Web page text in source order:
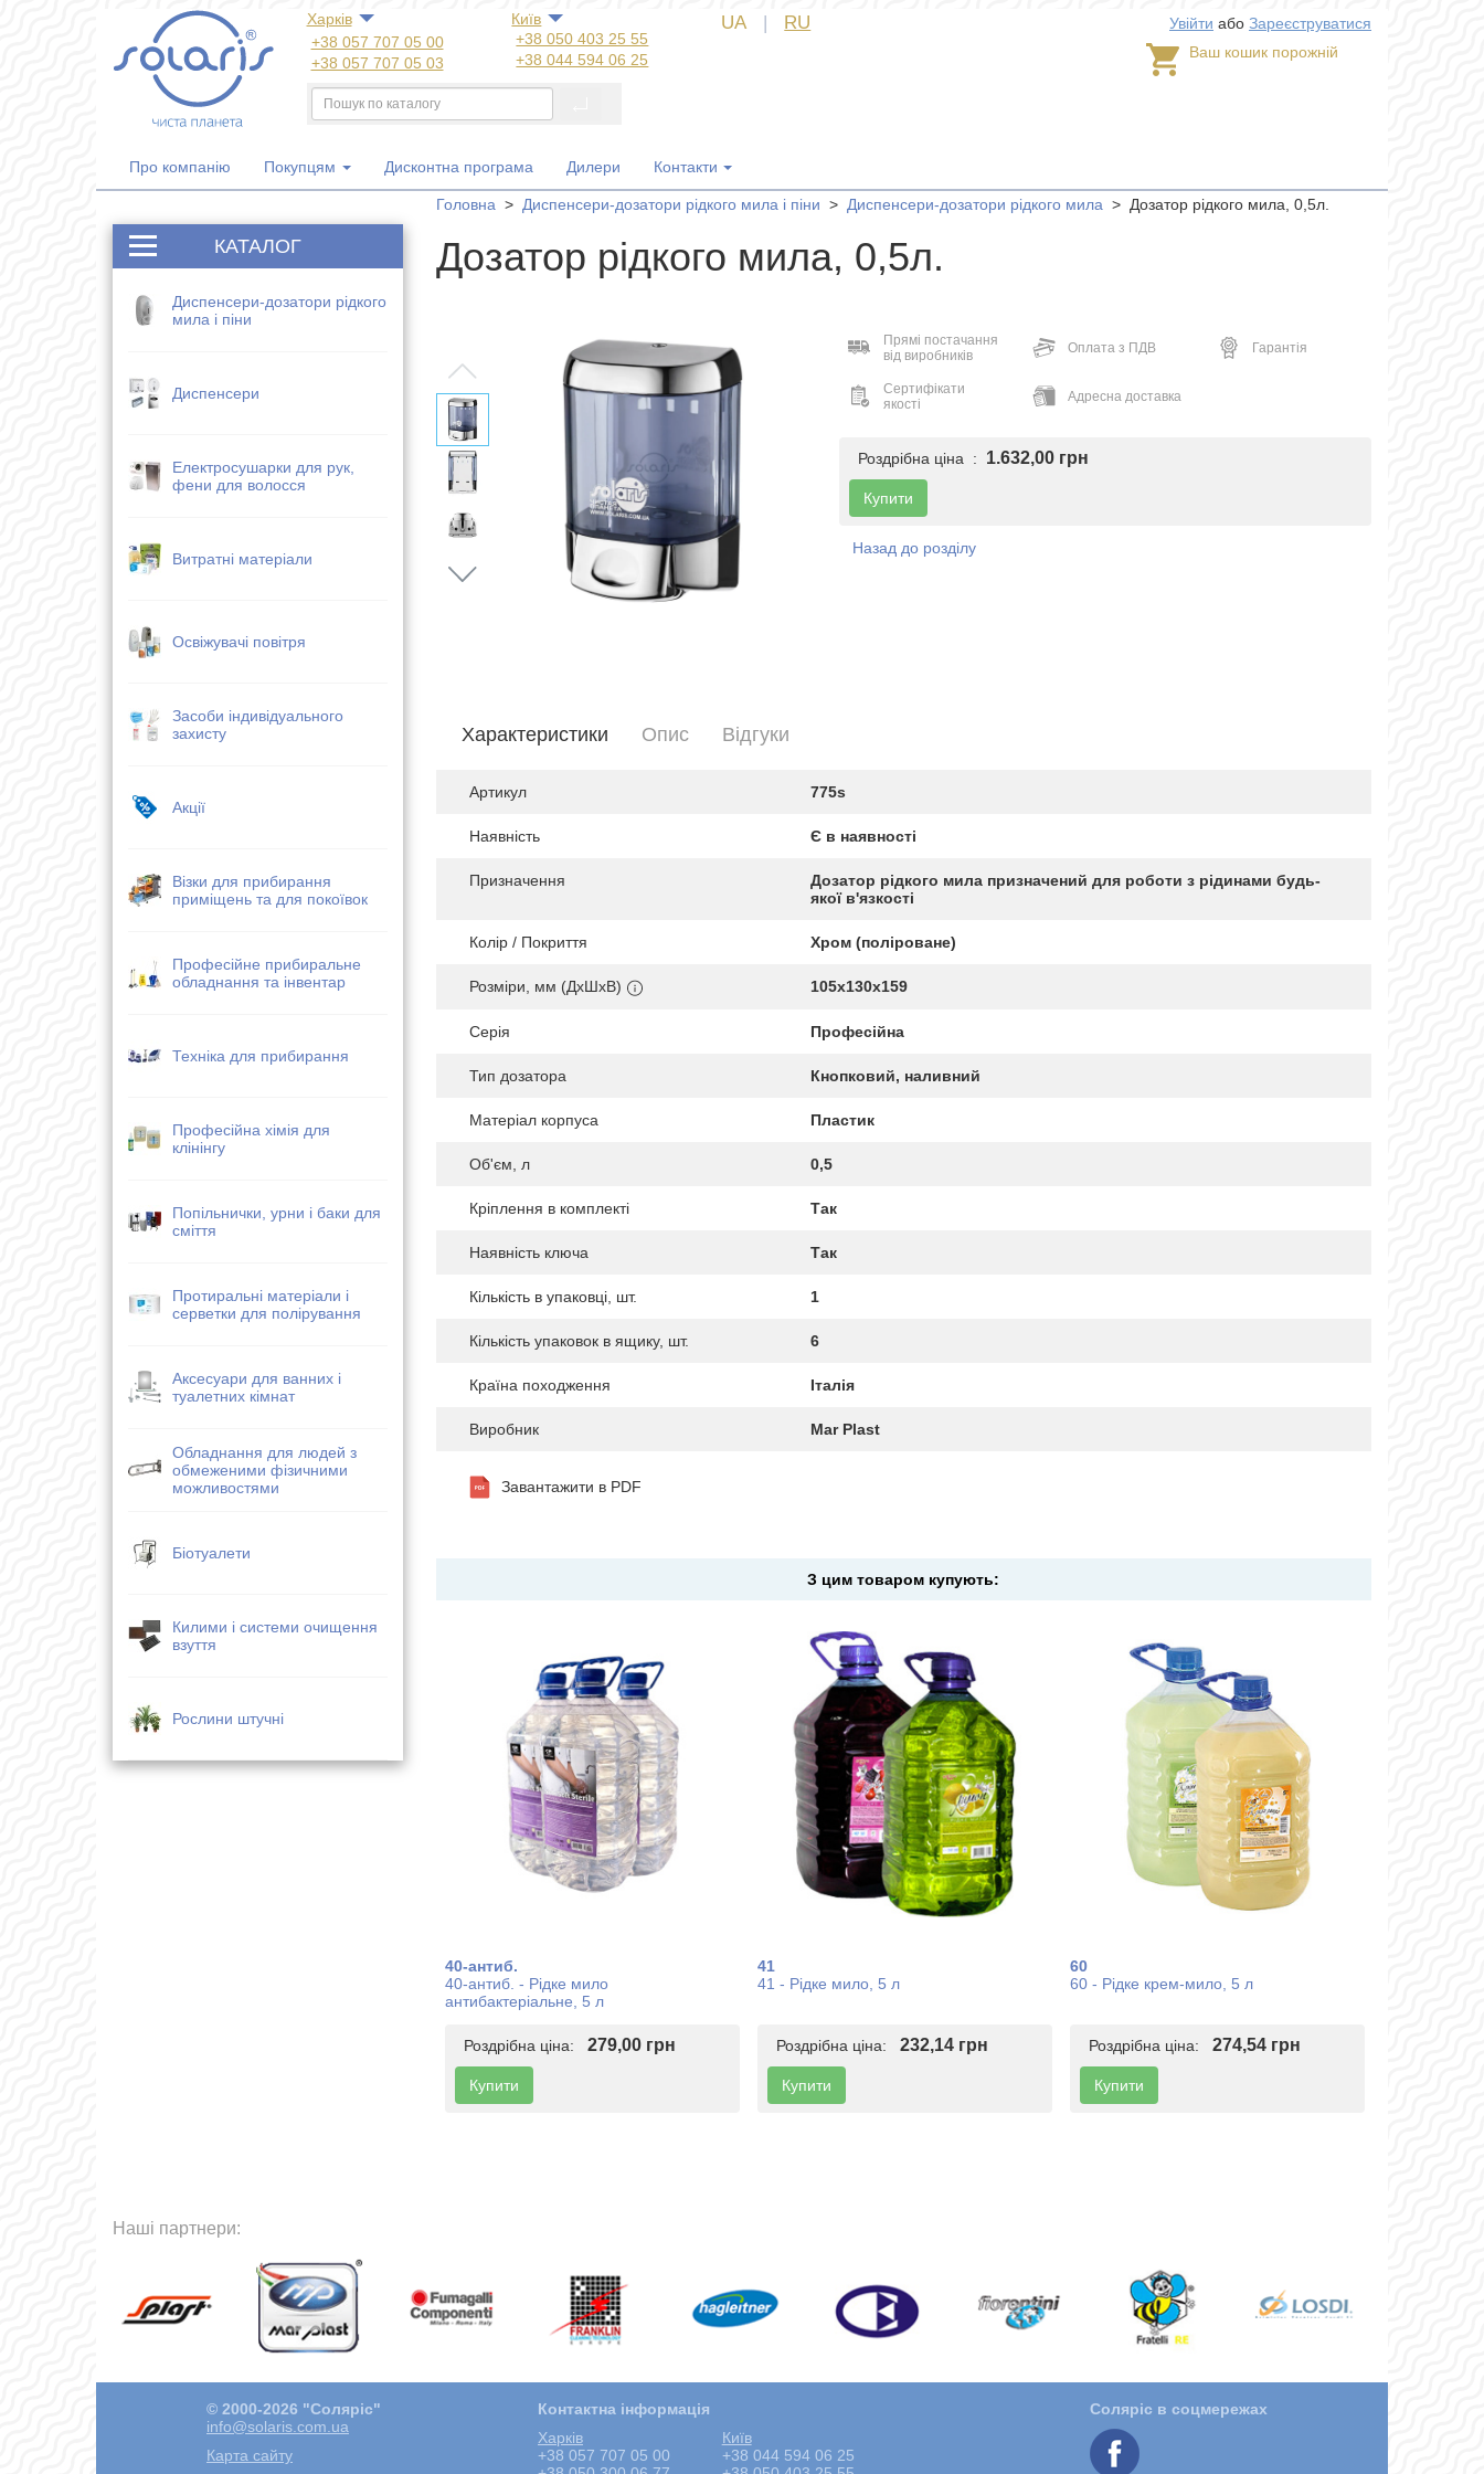
Увійти або Зареєструватися
Харкiв
+38 057 707 05 00
+38 057 707 05 03
+38 050 300 06 77
+38 067 533 81 21
+38 063 707 05 00
Київ
+38 050 403 25 55
+38 044 594 06 25
+38 067 554 50 60
UA | RU
Ваш кошик порожній
Про компанію Покупцям Дисконтна програма Дилери Контакти
Головна > Диспенсери-дозатори рідкого мила і піни > Диспенсери-дозатори рідкого мила > Дозатор рідкого мила, 0,5л.
КАТАЛОГ
Диспенсери-дозатори рідкого
мила і піни
Диспенсери
Електросушарки для рук,
фени для волосся
Витратні матеріали
Освіжувачі повітря
Засоби індивідуального
захисту
Акції
Візки для прибирання
приміщень та для покоївок
Професійне прибиральне
обладнання та інвентар
Техніка для прибирання
Професійна хімія для
клінінгу
Попільнички, урни і баки для
сміття
Протиральні матеріали і
серветки для полірування
Аксесуари для ванних і
туалетних кімнат
Обладнання для людей з
обмеженими фізичними
можливостями
Біотуалети
Килими і системи очищення
взуття
Рослини штучні
Дозатор рідкого мила, 0,5л.
Прямі постачання
від виробників
Оплата з ПДВ Гарантія
Сертифікати
якості
Адресна доставка
Роздрібна ціна : 1.632,00 грн
Купити
Назад до розділу
Характеристики Опис Вiдгуки
Артикул 775s
Наявність Є в наявності
Призначення
Дозатор рідкого мила призначений для роботи з рідинами будь-
якої в'язкості
Колір / Покриття Хром (поліроване)
Розміри, мм (ДхШхВ) 105х130х159
Серія Професійна
Тип дозатора Кнопковий, наливний
Матеріал корпуса Пластик
Об'єм, л 0,5
Кріплення в комплекті Так
Наявність ключа Так
Кількість в упаковці, шт. 1
Кількість упаковок в ящику, шт. 6
Країна походження Італія
Виробник Mar Plast
Завантажити в PDF
З цим товаром купують:
40-антиб.
40-антиб. - Рідке мило
антибактеріальне, 5 л
Роздрібна ціна: 279,00 грн
Купити
41
41 - Рідке мило, 5 л
Роздрібна ціна: 232,14 грн
Купити
60
60 - Рідке крем-мило, 5 л
Роздрібна ціна: 274,54 грн
Купити
Наші партнери:
© 2000-2026 "Соляріс"
info@solaris.com.ua
Карта сайту
Контактна інформація
Харкiв
+38 057 707 05 00
Київ
+38 044 594 06 25
Соляріс в соцмережах